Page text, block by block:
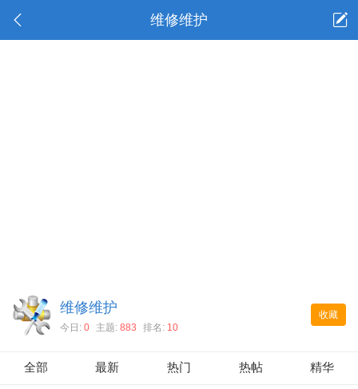
维修维护
收藏
维修维护
今日: 0 主题: 883 排名: 10
全部 最新 热门 热帖 精华